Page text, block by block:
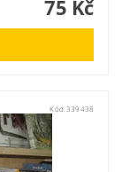
75 Kč
Kód: 339438